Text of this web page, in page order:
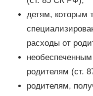
детям, которым
расходы от
родителям (ст.
родителям,